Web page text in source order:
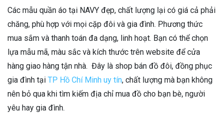
Các mẫu quần áo tại NAVY đẹp, chất lượng lại có giá cả phải
chăng, phù hợp với mọi cặp đôi và gia đình. Phương thức
mua sắm và thanh toán đa dạng, linh hoạt. Bạn có thể chọn
lựa mẫu mã, màu sắc và kích thước trên website để cửa
hàng giao hàng tận nhà. Đây là shop bán đồ đôi, đồng phục
gia đình tại TP Hồ Chí Minh uy tín, chất lượng mà bạn không
nên bỏ qua khi tìm kiếm địa chỉ mua đồ cho bạn bè, người
yêu hay gia đình.